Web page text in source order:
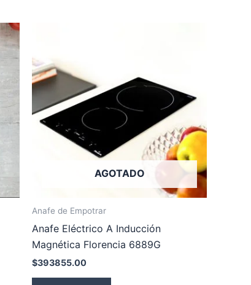
AGOTADO
Anafe de Empotrar
Anafe Eléctrico A Inducción
Magnética Florencia 6889G
$393855.00